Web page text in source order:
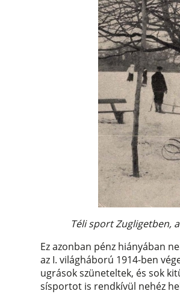
Téli sport Zugligetben,
Ez azonban pénz hiányában
az I. világháború 1914-ben
ugrások szüneteltek, és sok
sísportot is rendkívül nehéz